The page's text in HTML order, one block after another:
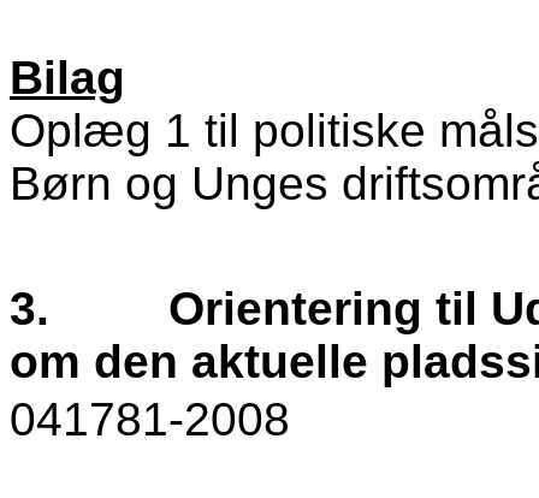
Bilag
Oplæg 1 til politiske
Børn og Unges
3.
Orientering til
om den aktuelle
041781-2008